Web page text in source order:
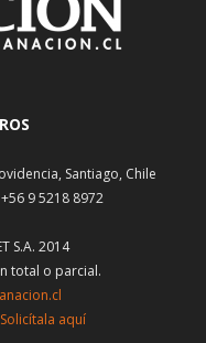
Santiago, Chile
9 5218 8972
S.A. 2014
total o parcial.
Solicítala aquí